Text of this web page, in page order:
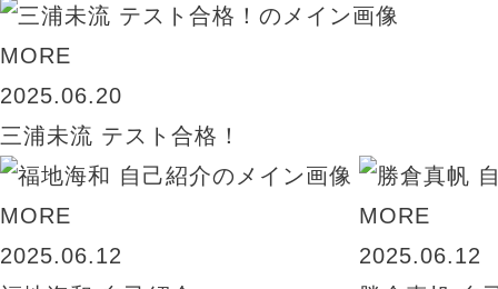
MORE
2025.06.20
三浦未流 テスト合格！
MORE
2025.06.12
MORE
2025.06.12